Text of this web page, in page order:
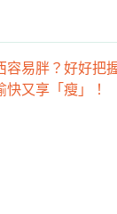
容易胖？好好把
又享「瘦」！